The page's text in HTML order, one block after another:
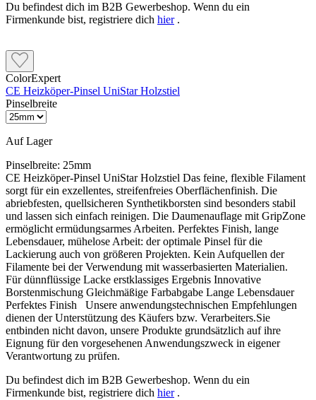
Du befindest dich im B2B Gewerbeshop. Wenn du ein
Firmenkunde bist, registriere dich hier.
ColorExpert
CE Heizköper-Pinsel UniStar Holzstiel
Pinselbreite
Auf Lager
Pinselbreite: 25mm
CE Heizköper-Pinsel UniStar Holzstiel Das feine, flexible Filament
sorgt für ein exzellentes, streifenfreies Oberflächenfinish. Die
abriebfesten, quellsicheren Synthetikborsten sind besonders stabil
und lassen sich einfach reinigen. Die Daumenauflage mit GripZone
ermöglicht ermüdungsarmes Arbeiten. Perfektes Finish, lange
Lebensdauer, mühelose Arbeit: der optimale Pinsel für die
Lackierung auch von größeren Projekten. Kein Aufquellen der
Filamente bei der Verwendung mit wasserbasierten Materialien.
Für dünnflüssige Lacke erstklassiges Ergebnis Innovative
Borstenmischung Gleichmäßige Farbabgabe Lange Lebensdauer
Perfektes Finish Unsere anwendungstechnischen Empfehlungen
dienen der Unterstützung des Käufers bzw. Verarbeiters.Sie
entbinden nicht davon, unsere Produkte grundsätzlich auf ihre
Eignung für den vorgesehenen Anwendungszweck in eigener
Verantwortung zu prüfen.
Du befindest dich im B2B Gewerbeshop. Wenn du ein
Firmenkunde bist, registriere dich hier.